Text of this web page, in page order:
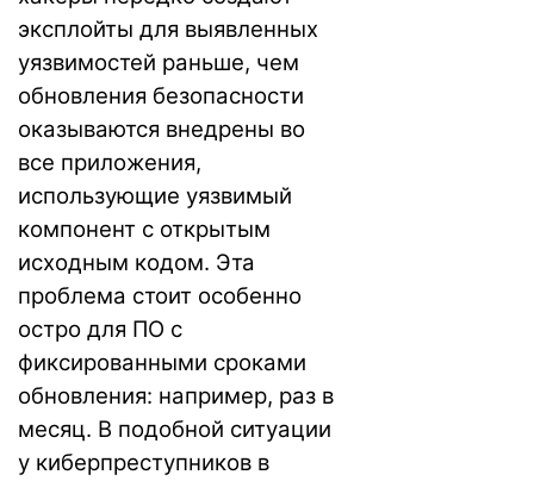
эксплойты для выявленных
уязвимостей раньше, чем
обновления безопасности
оказываются внедрены во
все приложения,
использующие уязвимый
компонент с открытым
исходным кодом. Эта
проблема стоит особенно
остро для ПО с
фиксированными сроками
обновления: например, раз в
месяц. В подобной ситуации
у киберпреступников в